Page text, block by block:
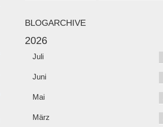
BLOGARCHIVE
2026
Juli
Juni
Mai
März